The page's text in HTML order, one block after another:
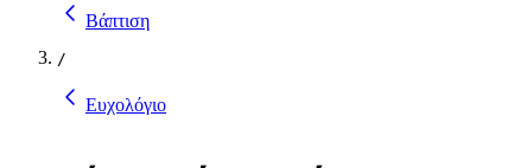
Βάπτιση
/
Ευχολόγιο